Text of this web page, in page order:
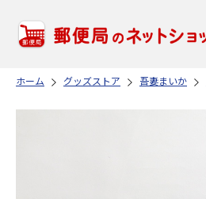
ホーム グッズストア 吾妻まいか